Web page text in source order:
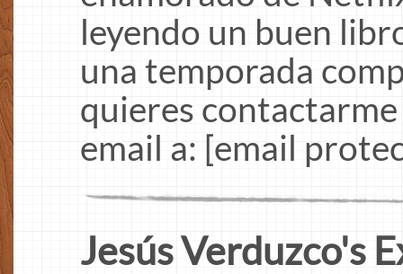
leyendo un buen
una temporada
quieres
email a: [email
Jesús Verduzco's